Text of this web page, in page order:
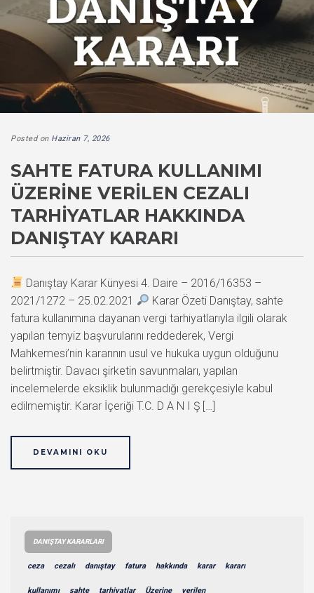
Posted on Haziran 7, 2026
SAHTE FATURA KULLANIMI
ÜZERINE VERILEN CEZALI
TARHIYATLAR HAKKINDA
DANIŞTAY KARARI
Danıştay Karar Künyesi 4. Daire – 2016/16353 –
2021/1272 – 25.02.2021
Karar Özeti Danıştay, sahte
fatura kullanımına dayanan vergi tarhiyatlarıyla ilgili olarak
yapılan temyiz başvurularını reddederek, Vergi
Mahkemesi’nin kararının usul ve hukuka uygun olduğunu
belirtmiştir. Davacı şirketin savunmaları, yapılan
incelemelerde eksiklik bulunmadığı gerekçesiyle kabul
edilmemiştir. Karar İçeriği T.C. D A N I Ş […]
DEVAMINI OKU
DANIŞTAY KARARLARI
ceza cezalı danıştay fatura hakkında karar kararı
kullanımı sahte tarhiyatlar Üzerine verilen